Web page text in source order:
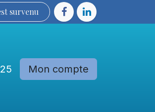
sur​​​​​​​​ve​nu​​​​​​​​​​
Mon compte